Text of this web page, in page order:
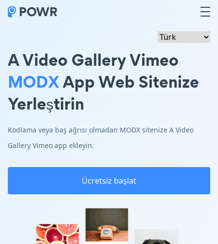
A Video Gallery Vimeo
MODXApp Web Sitenize
Yerleştirin
Kodlama veya baş ağrısı olmadan MODX sitenize A Video
Gallery Vimeo app ekleyin.
Ücretsiz başlat